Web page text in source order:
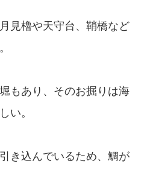
見櫓や天守台、鞘橋など
もあり、そのお掘りは海
い。
き込んでいるため、鯛が